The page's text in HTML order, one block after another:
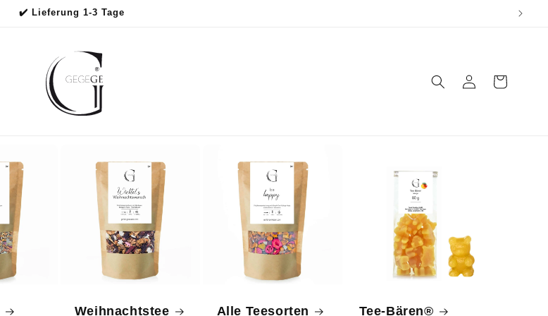
✔️ Lieferung 1-3 Tage
EinloggenWarenkorb
Weihnachtstee Alle Teesorten Tee-Bären®